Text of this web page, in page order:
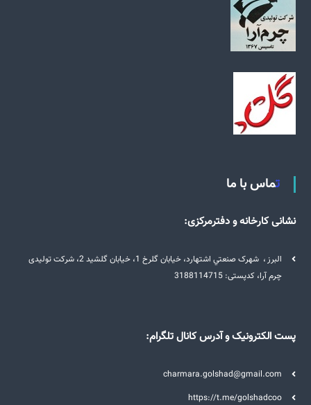
تماس با ما
نشانی کارخانه و دفترمرکزی:
البرز ، شهرک صنعتي اشتهارد، خيابان گلرخ 1، خيابان گلشيد 2، شرکت تولیدی
چرم آرا، کدپستی: 3188114715
پست الکترونیک و آدرس کانال تلگرام:
charmara.golshad@gmail.com
https://t.me/golshadcoo